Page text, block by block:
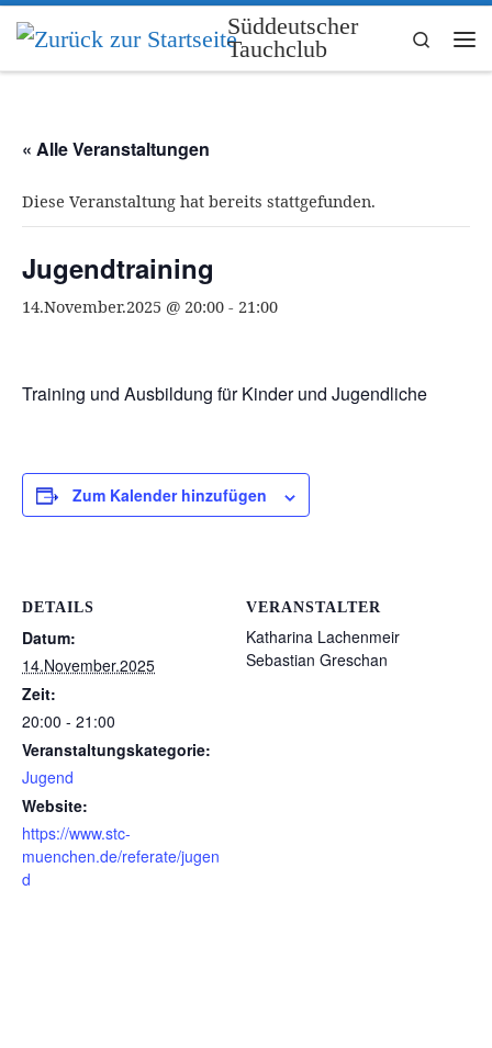
Zum Inhalt springen
Süddeutscher
Tauchclub
Search
« Alle Veranstaltungen
Diese Veranstaltung hat bereits stattgefunden.
Jugendtraining
14.November.2025 @ 20:00 - 21:00
Training und Ausbildung für Kinder und Jugendliche
Zum Kalender hinzufügen
DETAILS
Datum:
14.November.2025
Zeit:
20:00 - 21:00
Veranstaltungskategorie:
Jugend
Website:
https://www.stc-
muenchen.de/referate/jugen
d
VERANSTALTER
Katharina Lachenmeir
Sebastian Greschan